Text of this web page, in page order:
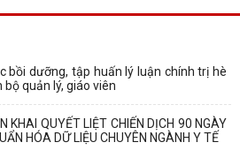
bồi dưỡng, tập huấn lý luận chính trị hè
quản lý, giáo viên
KHAI QUYẾT LIỆT CHIẾN DỊCH 90 NGÀY
HÓA DỮ LIỆU CHUYÊN NGÀNH Y TẾ